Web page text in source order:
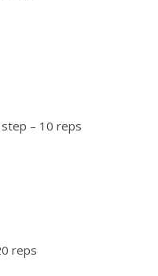
– 10 reps
reps